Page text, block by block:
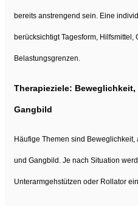
bereits anstrengend sein. Eine
berücksichtigt Tagesform,
Belastungsgrenzen.
Therapieziele:
Gangbild
Häufige Themen sind
und Gangbild. Je nach Situation
Unterarmgehstützen oder Rollator